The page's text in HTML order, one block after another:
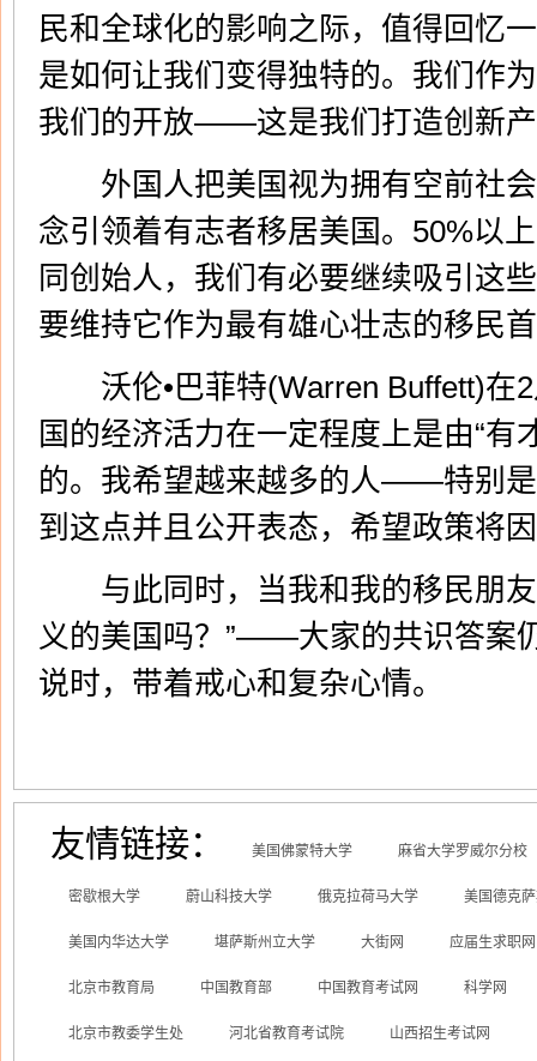
民和全球化的影响之际，值得回忆
是如何让我们变得独特的。我们作
我们的开放——这是我们打造创新
外国人把美国视为拥有空前社会
念引领着有志者移居美国。50%以
同创始人，我们有必要继续吸引这
要维持它作为最有雄心壮志的移民
沃伦•巴菲特(Warren Buffett)在2
国的经济活力在一定程度上是由“有
的。我希望越来越多的人——特别
到这点并且公开表态，希望政策将
与此同时，当我和我的移民朋友
义的美国吗？”——大家的共识答案
说时，带着戒心和复杂心情。
友情链接： 美国佛蒙特大学 麻省大学罗威尔分校
密歇根大学 蔚山科技大学 俄克拉荷马大学 美国德克
美国内华达大学 堪萨斯州立大学 大街网 应届生求职网
北京市教育局 中国教育部 中国教育考试网 科学网
北京市教委学生处 河北省教育考试院 山西招生考试网